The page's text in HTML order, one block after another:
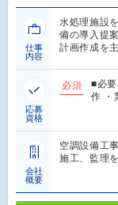
仕事
内容
水処理施設
備の導入提
計画作成を
応募
資格
必須
■必
作 ・
会社
概要
空調設備工
施工、監理